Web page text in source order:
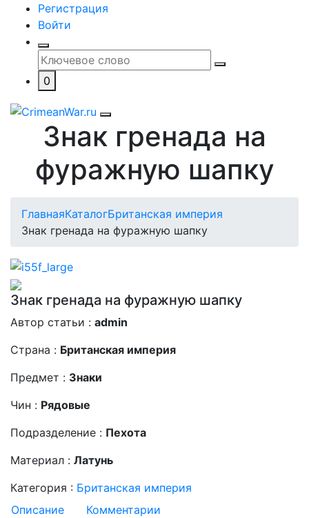
Регистрация
Войти
0
Знак гренада на
фуражную шапку
ГлавнаяКаталогБританская империя
Знак гренада на фуражную шапку
Знак гренада на фуражную шапку
Автор статьи : admin
Страна : Британская империя
Предмет : Знаки
Чин : Рядовые
Подразделение : Пехота
Материал : Латунь
Категория : Британская империя
Описание
Комментарии